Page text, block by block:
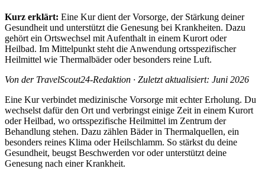
Kurz erklärt: Eine Kur dient der Vorsorge, der Stärkung deiner
Gesundheit und unterstützt die Genesung bei Krankheiten. Dazu
gehört ein Ortswechsel mit Aufenthalt in einem Kurort oder
Heilbad. Im Mittelpunkt steht die Anwendung ortsspezifischer
Heilmittel wie Thermalbäder oder besonders reine Luft.
Von der TravelScout24-Redaktion · Zuletzt aktualisiert: Juni 2026
Eine Kur verbindet medizinische Vorsorge mit echter Erholung. Du
wechselst dafür den Ort und verbringst einige Zeit in einem Kurort
oder Heilbad, wo ortsspezifische Heilmittel im Zentrum der
Behandlung stehen. Dazu zählen Bäder in Thermalquellen, ein
besonders reines Klima oder Heilschlamm. So stärkst du deine
Gesundheit, beugst Beschwerden vor oder unterstützt deine
Genesung nach einer Krankheit.